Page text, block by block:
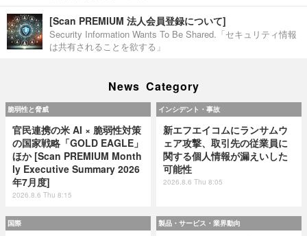
[Scan PREMIUM 法人会員登録について]
Security Information Wants To Be Shared.「セキュリティ情報
は共有されることを欲する」
News Category
脆弱性と脅威
官民連携の米 AI × 脆弱性対策
の国家戦略「GOLD EAGLE」
ほか [Scan PREMIUM Month
ly Executive Summary 2026
年7月度]
2026.8.6 Thu 8:15
インシデント・事故
新エフエイコムにランサムウ
ェア攻撃、取引先の従業員に
関する個人情報が漏えいした
可能性
2026.8.6 Thu 8:05
国際 製品・サービス・業界動向